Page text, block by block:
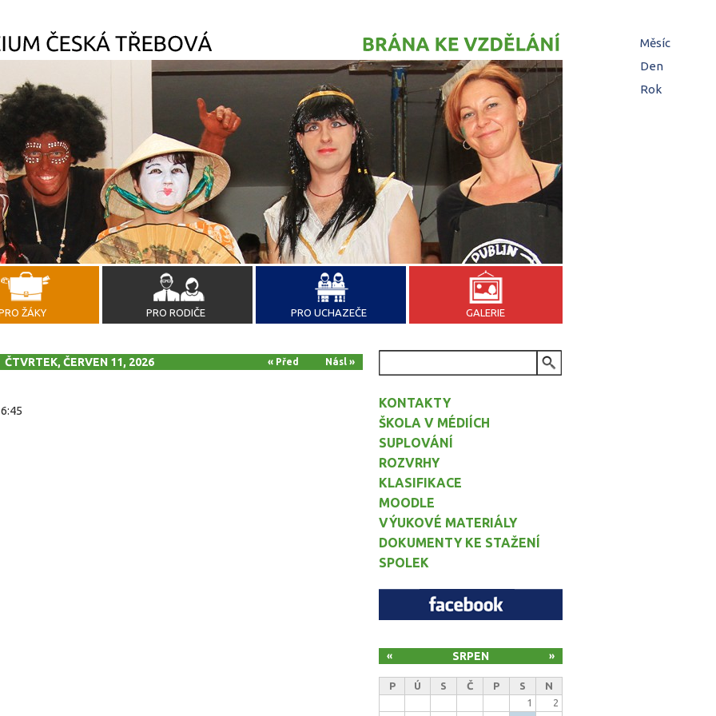
ŽÁKY PRO RODIČE PRO UCHAZEČE GALERIE
ČTVRTEK, ČERVEN 11, 2026 « Před Násl »
KONTAKTY
ŠKOLA V MÉDIÍCH
SUPLOVÁNÍ
ROZVRHY
KLASIFIKACE
MOODLE
VÝUKOVÉ MATERIÁLY
DOKUMENTY KE STAŽENÍ
SPOLEK
SRPEN
« »
P Ú S Č P S
N
1
2
Měsíc
Den(aktivní
Rok